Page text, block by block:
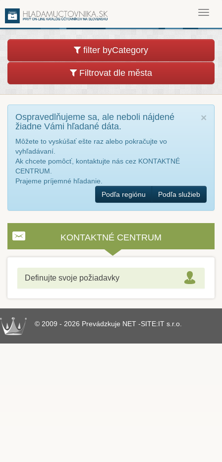
filter byCategory
Filtrovat dle města
×
Ospravedlňujeme sa, ale neboli nájdené
žiadne Vámi hľadané dáta.
Môžete to vyskúšať ešte raz alebo pokračujte vo
vyhľadávaní.
Ak chcete pomôcť, kontaktujte nás cez KONTAKTNÉ
CENTRUM.
Prajeme príjemné hľadanie.
Podľa regiónu
Podľa služieb
KONTAKTNÉ CENTRUM
Definujte svoje požiadavky
© 2009 - 2026 Prevádzkuje NET -SITE:IT s.r.o.